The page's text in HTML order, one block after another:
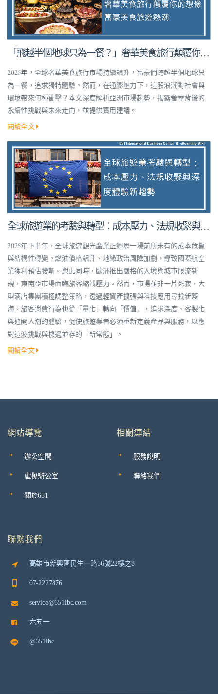
「飛越半個地球只為一餐？」奢華美食旅行顛覆你的
想像！
2026年，全球奢華美食旅行市場持續飆升，富豪們跨越半個地球只
為一餐，追求獨特體驗。然而，在通膨壓力下，這股浪潮對社會與
環境帶來何種衝擊？本文深度解析亞洲市場趨勢，揭露奢華背後的
永續性挑戰與未來走向，並提供實用建議。
閱讀全文
全球旅遊業的考驗與轉型：成本壓力、法規收緊與深
度體驗新趨勢
2026年下半年，全球旅遊觀光產業正經歷一場前所未有的成本危機
與結構性轉變。燃油價格飆升、地緣政治風險加劇，導致國際航空
業獲利預估腰斬。與此同時，歐洲推出嚴格的入境與城市限流新
規，東南亞市場面臨旅客縮減壓力。然而，市場並非一片死寂，大
型酒店集團積極調整策略，透過輕資產擴張與科技應用尋找新藍
海。旅客消費行為也從「量化」轉向「價值」，追求深度、客製化
與避開人潮的體驗，促使旅遊業者必須重新定義產品與服務，以應
對這波挑戰與機遇並存的「新常態」。
閱讀全文
網站導覽
辦公空間
虛擬辦公室
關於651
相關連結
服務說明
聯絡我們
聯繫我們
高雄市新興區民生一路56號22樓之8
07-2227876
service@651ibc.com
六五一
@651ibc